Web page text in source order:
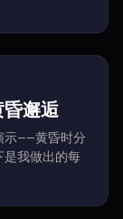
昏邂逅
示——黄昏时分
是我做出的每